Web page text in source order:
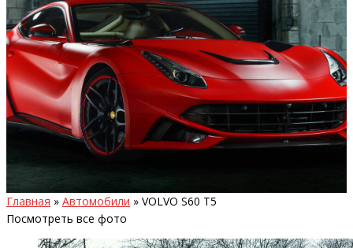
Главная » Автомобили » VOLVO S60 T5
Посмотреть все фото